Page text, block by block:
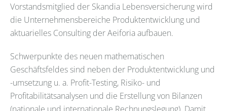
Vorstandsmitglied der Skandia Lebensversicherung wird
die Unternehmensbereiche Produktentwicklung und
aktuarielles Consulting der Aeiforia aufbauen.
Schwerpunkte des neuen mathematischen
Geschäftsfeldes sind neben der Produktentwicklung und
-umsetzung u. a. Profit-Testing, Risiko- und
Profitabilitätsanalysen und die Erstellung von Bilanzen